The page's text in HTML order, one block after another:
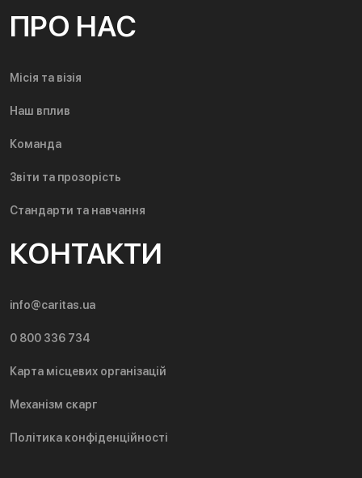
ПРО НАС
Місія та візія
Наш вплив
Команда
Звіти та прозорість
Стандарти та навчання
КОНТАКТИ
info@caritas.ua
0 800 336 734
Карта місцевих організацій
Механізм скарг
Політика конфіденційності